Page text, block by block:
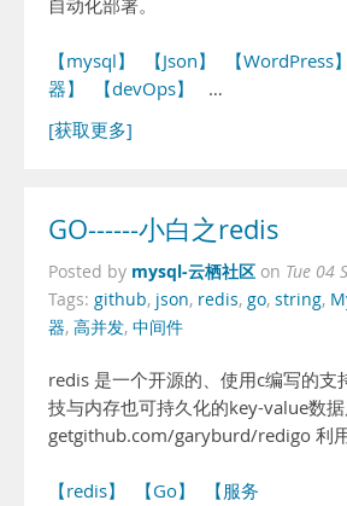
自动化部署。
【mysql】 【Json】 【WordPress】
器】
【devOps】
…
[获取更多]
GO------小白之redis
Posted by mysql-云栖社区 on Tue 04
Tags: github, json, redis, go, string,
器, 高并发, 中间件
redis 是一个开源的、使用c编写的支
技与内存也可持久化的key-value数
getgithub.com/garyburd/redigo 利
【redis】 【Go】
【服务